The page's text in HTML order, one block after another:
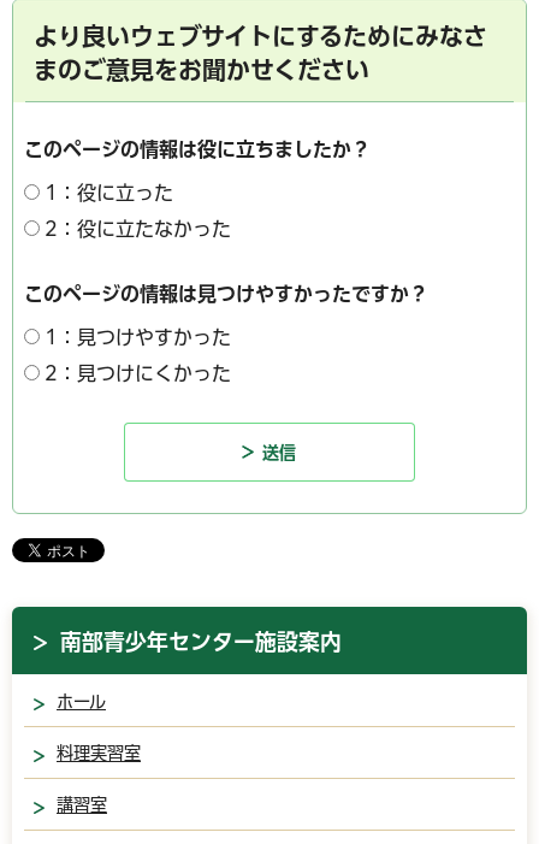
より良いウェブサイトにするためにみなさ
まのご意見をお聞かせください
このページの情報は役に立ちましたか？
1：役に立った
2：役に立たなかった
このページの情報は見つけやすかったですか？
1：見つけやすかった
2：見つけにくかった
南部青少年センター施設案内
ホール
料理実習室
講習室